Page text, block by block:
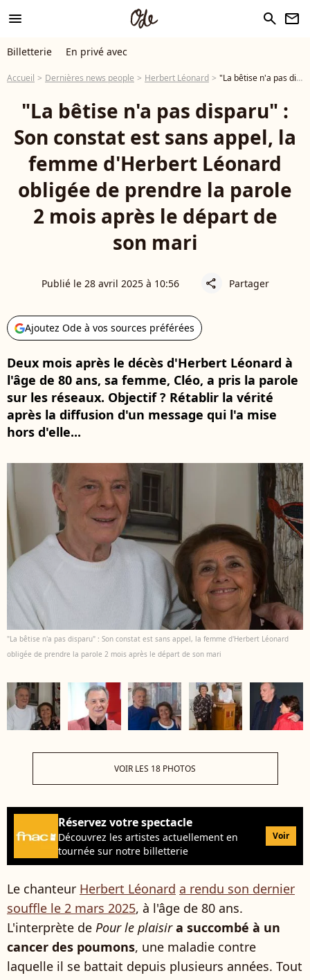
menu search newsletter
Billetterie En privé avec
Accueil Dernières news people Herbert Léonard "La bêtise n'a pas disparu" : Son constat est sans appel, la femme d'Herbert Léonard obligée de prendre la parole 2 mois après le départ de son mari
"La bêtise n'a pas disparu" :
Son constat est sans appel, la
femme d'Herbert Léonard
obligée de prendre la parole
2 mois après le départ de
son mari
Publié le 28 avril 2025 à 10:56 share Partager
Ajoutez Ode à vos sources préférées
Deux mois après le décès d'Herbert Léonard à
l'âge de 80 ans, sa femme, Cléo, a pris la parole
sur les réseaux. Objectif ? Rétablir la vérité
après la diffusion d'un message qui l'a mise
hors d'elle...
"La bêtise n'a pas disparu" : Son constat est sans appel, la femme d'Herbert Léonard
obligée de prendre la parole 2 mois après le départ de son mari
VOIR LES 18 PHOTOS
Réservez votre spectacle
Découvrez les artistes actuellement en
tournée sur notre billetterie
Voir
Le chanteur Herbert Léonard a rendu son dernier
souffle le 2 mars 2025, à l'âge de 80 ans.
L'interprète de Pour le plaisir a succombé à un
cancer des poumons, une maladie contre
laquelle il se battait depuis plusieurs années. Tout